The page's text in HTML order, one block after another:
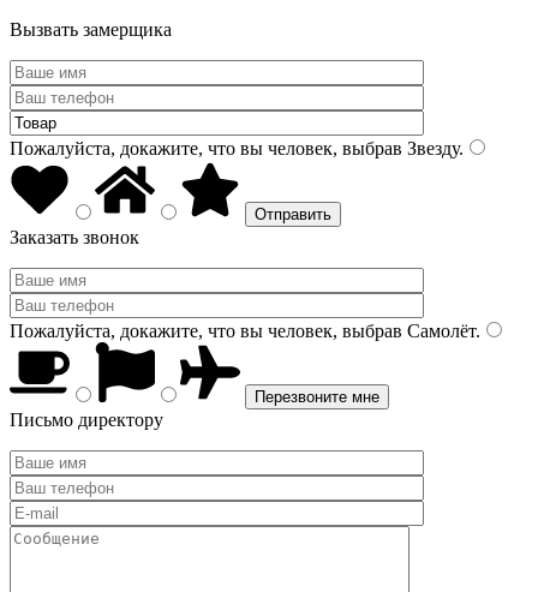
Вызвать замерщика
Пожалуйста, докажите, что вы человек, выбрав Звезду.
Заказать звонок
Пожалуйста, докажите, что вы человек, выбрав Самолёт.
Письмо директору